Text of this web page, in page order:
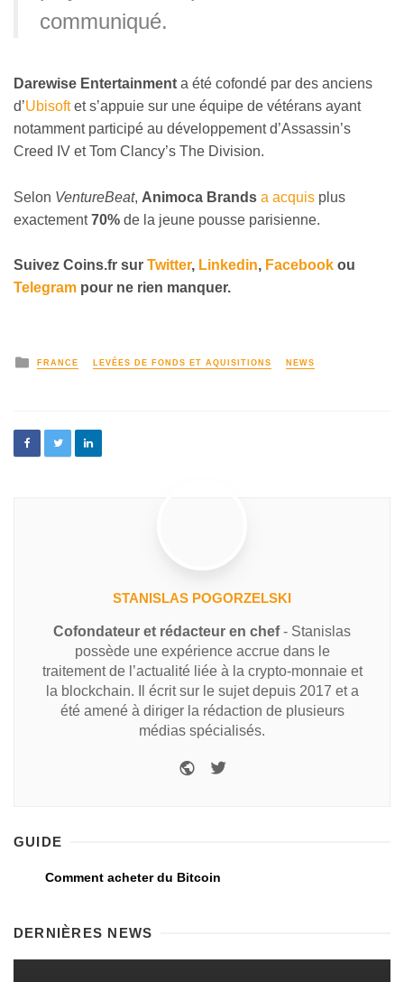
communiqué.
Darewise Entertainment a été cofondé par des anciens
d’Ubisoftet s’appuie sur une équipe de vétérans ayant
notamment participé au développement d’Assassin’s
Creed IV et Tom Clancy’s The Division.
Selon VentureBeat, Animoca Brands a acquis plus
exactement70% de la jeune pousse parisienne.
Suivez Coins.fr sur Twitter, Linkedin, Facebook ou
Telegram pour ne rien manquer.
FRANCE LEVÉES DE FONDS ET AQUISITIONS NEWS
STANISLAS POGORZELSKI
Cofondateur et rédacteur en chef- Stanislas
possède une expérience accrue dans le
traitement de l’actualité liée à la crypto-monnaie et
la blockchain. Il écrit sur le sujet depuis 2017 et a
été amené à diriger la rédaction de plusieurs
médias spécialisés.
GUIDE
Comment acheter du Bitcoin
DERNIÈRES NEWS